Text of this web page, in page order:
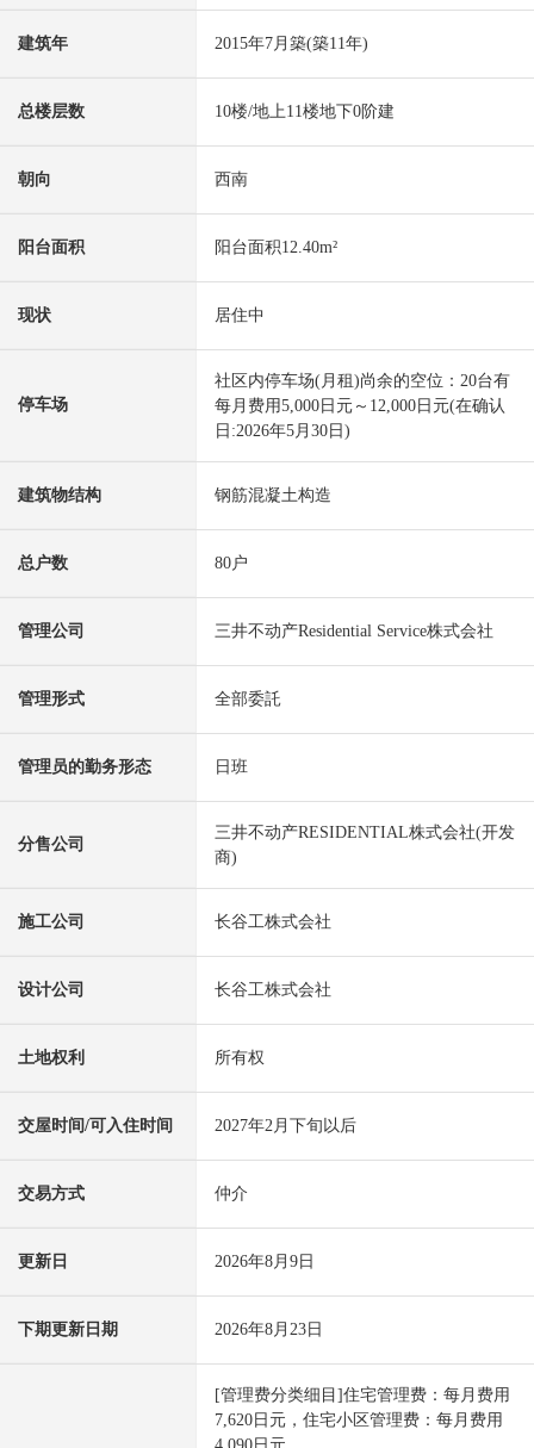
建筑年 2015年7月築(築11年)
总楼层数 10楼/地上11楼地下0阶建
朝向 西南
阳台面积 阳台面积12.40m²
现状 居住中
停车场
社区内停车场(月租)尚余的空位：20台有
每月费用5,000日元～12,000日元(在确认
日:2026年5月30日)
建筑物结构 钢筋混凝土构造
总户数 80户
管理公司 三井不动产Residential Service株式会社
管理形式 全部委託
管理员的勤务形态 日班
分售公司
三井不动产RESIDENTIAL株式会社(开发
商)
施工公司 长谷工株式会社
设计公司 长谷工株式会社
土地权利 所有权
交屋时间/可入住时间 2027年2月下旬以后
交易方式 仲介
更新日 2026年8月9日
下期更新日期 2026年8月23日
[管理费分类细目]住宅管理费：每月费用
7,620日元，住宅小区管理费：每月费用